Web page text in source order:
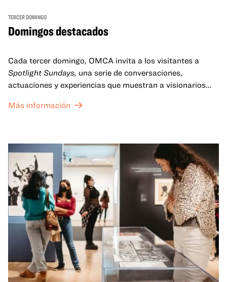
TERCER DOMINGO
Domingos destacados
Cada tercer domingo, OMCA invita a los visitantes a
Spotlight Sundays, una serie de conversaciones,
actuaciones y experiencias que muestran a visionarios
Más información